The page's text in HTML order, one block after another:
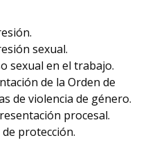
sexual.
sexual en el trabajo.
de la Orden de
de violencia de género.
procesal.
protección.